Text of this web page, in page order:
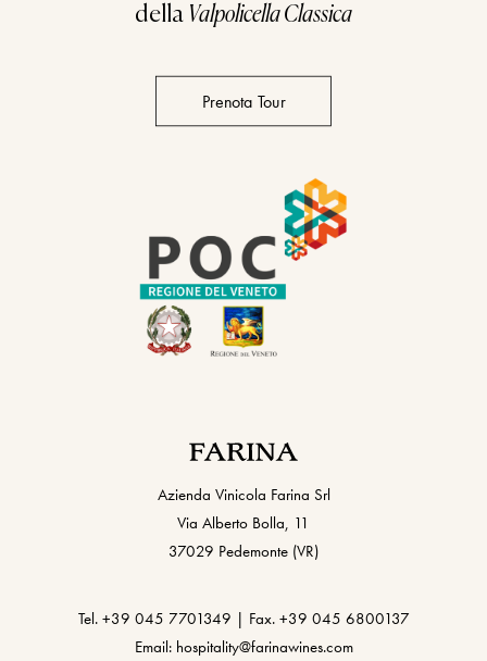
della Valpolicella Classica
Prenota Tour
Azienda Vinicola Farina Srl
Via Alberto Bolla, 11
37029 Pedemonte (VR)
Tel. +39 045 7701349 | Fax. +39 045 6800137
Email: hospitality@farinawines.com